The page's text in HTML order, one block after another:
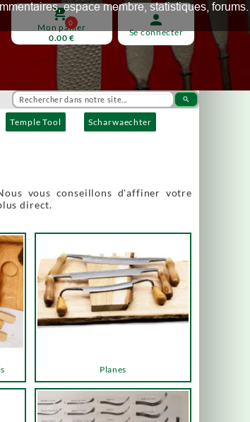
search
Temple Tool
Scharwaechter
person
Se connecter
shopping_cart
0
Mon panier
0.00 €
vous conseillons d'affiner votre
direct.
Planes
espace membre, statistiques, forums.